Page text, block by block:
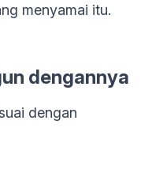
menyamai itu.
dengannya
dengan